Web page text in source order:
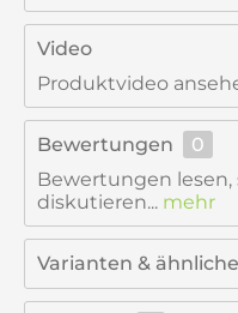
Video
Produktvideo
Bewertungen
0
Bewertungen
diskutieren... mehr
Varianten &